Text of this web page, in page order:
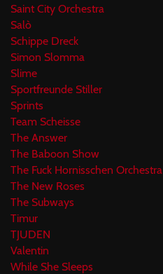
Saint City Orchestra
Salò
Schippe Dreck
Simon Slomma
Slime
Sportfreunde Stiller
Sprints
Team Scheisse
The Answer
The Baboon Show
The Fuck Hornisschen Orchestra
The New Roses
The Subways
Timur
TJUDEN
Valentin
While She Sleeps